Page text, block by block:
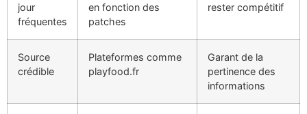
jour
fréquentes
en fonction des
patches
rester compétitif
Source
crédible
Plateformes comme
playfood.fr
Garant de la
pertinence des
informations